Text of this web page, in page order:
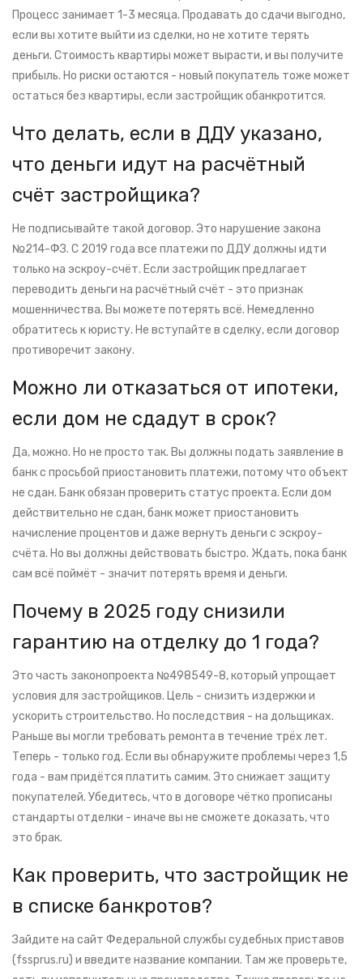
Процесс занимает 1-3 месяца. Продавать до сдачи выгодно,
если вы хотите выйти из сделки, но не хотите терять
деньги. Стоимость квартиры может вырасти, и вы получите
прибыль. Но риски остаются - новый покупатель тоже может
остаться без квартиры, если застройщик обанкротится.
Что делать, если в ДДУ указано,
что деньги идут на расчётный
счёт застройщика?
Не подписывайте такой договор. Это нарушение закона
№214-ФЗ. С 2019 года все платежи по ДДУ должны идти
только на эскроу-счёт. Если застройщик предлагает
переводить деньги на расчётный счёт - это признак
мошенничества. Вы можете потерять всё. Немедленно
обратитесь к юристу. Не вступайте в сделку, если договор
противоречит закону.
Можно ли отказаться от ипотеки,
если дом не сдадут в срок?
Да, можно. Но не просто так. Вы должны подать заявление в
банк с просьбой приостановить платежи, потому что объект
не сдан. Банк обязан проверить статус проекта. Если дом
действительно не сдан, банк может приостановить
начисление процентов и даже вернуть деньги с эскроу-
счёта. Но вы должны действовать быстро. Ждать, пока банк
сам всё поймёт - значит потерять время и деньги.
Почему в 2025 году снизили
гарантию на отделку до 1 года?
Это часть законопроекта №498549-8, который упрощает
условия для застройщиков. Цель - снизить издержки и
ускорить строительство. Но последствия - на дольщиках.
Раньше вы могли требовать ремонта в течение трёх лет.
Теперь - только год. Если вы обнаружите проблемы через 1,5
года - вам придётся платить самим. Это снижает защиту
покупателей. Убедитесь, что в договоре чётко прописаны
стандарты отделки - иначе вы не сможете доказать, что
это брак.
Как проверить, что застройщик не
в списке банкротов?
Зайдите на сайт Федеральной службы судебных приставов
(fssprus.ru) и введите название компании. Там же проверьте,